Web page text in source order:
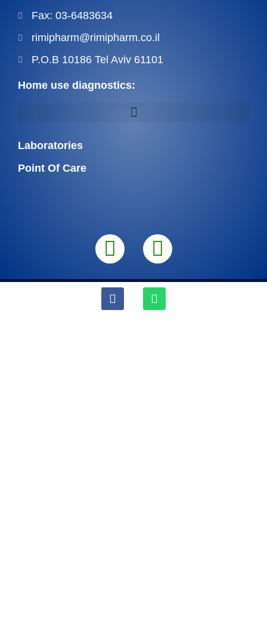
Fax: 03-6483634
rimipharm@rimipharm.co.il
P.O.B 10186 Tel Aviv 61101
Home use diagnostics:
Laboratories
Point Of Care